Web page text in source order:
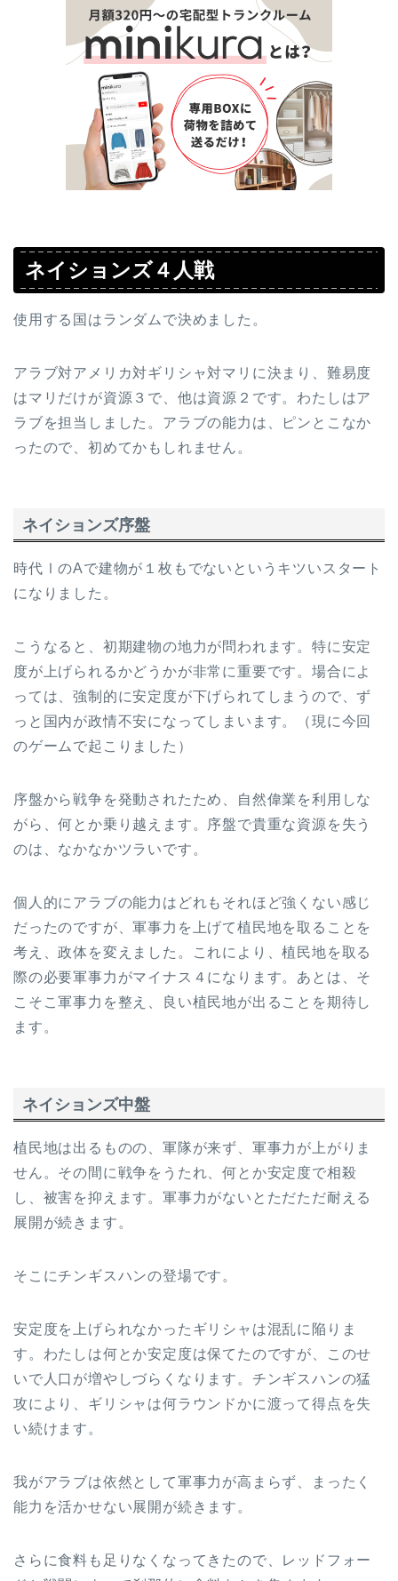
ネイションズ４人戦
使用する国はランダムで決めました。
アラブ対アメリカ対ギリシャ対マリに決まり、難易度
はマリだけが資源３で、他は資源２です。わたしはア
ラブを担当しました。アラブの能力は、ピンとこなか
ったので、初めてかもしれません。
ネイションズ序盤
時代ⅠのAで建物が１枚もでないというキツいスタート
になりました。
こうなると、初期建物の地力が問われます。特に安定
度が上げられるかどうかが非常に重要です。場合によ
っては、強制的に安定度が下げられてしまうので、ず
っと国内が政情不安になってしまいます。（現に今回
のゲームで起こりました）
序盤から戦争を発動されたため、自然偉業を利用しな
がら、何とか乗り越えます。序盤で貴重な資源を失う
のは、なかなかツラいです。
個人的にアラブの能力はどれもそれほど強くない感じ
だったのですが、軍事力を上げて植民地を取ることを
考え、政体を変えました。これにより、植民地を取る
際の必要軍事力がマイナス４になります。あとは、そ
こそこ軍事力を整え、良い植民地が出ることを期待し
ます。
ネイションズ中盤
植民地は出るものの、軍隊が来ず、軍事力が上がりま
せん。その間に戦争をうたれ、何とか安定度で相殺
し、被害を抑えます。軍事力がないとただただ耐える
展開が続きます。
そこにチンギスハンの登場です。
安定度を上げられなかったギリシャは混乱に陥りま
す。わたしは何とか安定度は保てたのですが、このせ
いで人口が増やしづらくなります。チンギスハンの猛
攻により、ギリシャは何ラウンドかに渡って得点を失
い続けます。
我がアラブは依然として軍事力が高まらず、まったく
能力を活かせない展開が続きます。
さらに食料も足りなくなってきたので、レッドフォー